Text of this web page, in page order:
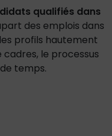
qualifiés dans
des emplois dans
profils hautement
le processus
temps.